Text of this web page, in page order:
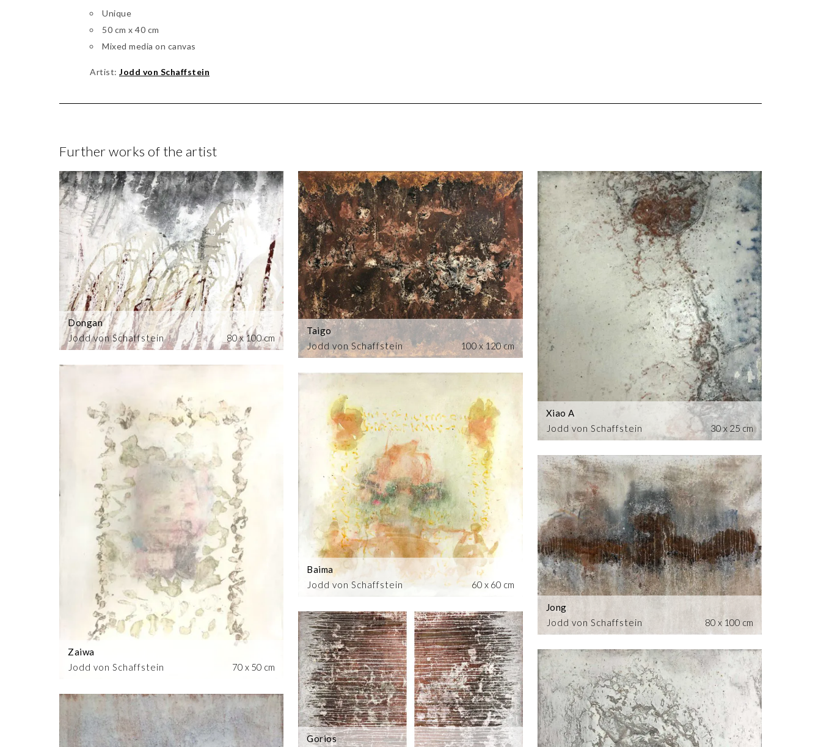
Unique
50 cm x 40 cm
Mixed media on canvas
Artist: Jodd von Schaffstein
Further works of the artist
Jodd von Schaffstein
Dongan
80 x 100 cm
Jodd von Schaffstein
Zaiwa
70 x 50 cm
Jodd von Schaffstein
Taigo
100 x 120 cm
Jodd von Schaffstein
Baima
60 x 60 cm
Gorios
Jodd von Schaffstein
Xiao A
30 x 25 cm
Jodd von Schaffstein
Jong
80 x 100 cm